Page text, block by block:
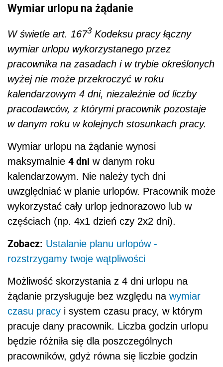
Wymiar urlopu na żądanie
W świetle art. 1673 Kodeksu pracy łączny
wymiar urlopu wykorzystanego przez
pracownika na zasadach i w trybie określonych
wyżej nie może przekroczyć w roku
kalendarzowym 4 dni, niezależnie od liczby
pracodawców, z którymi pracownik pozostaje
w danym roku w kolejnych stosunkach pracy.
Wymiar urlopu na żądanie wynosi
maksymalnie 4 dni w danym roku
kalendarzowym. Nie należy tych dni
uwzględniać w planie urlopów. Pracownik może
wykorzystać cały urlop jednorazowo lub w
częściach (np. 4x1 dzień czy 2x2 dni).
Zobacz: Ustalanie planu urlopów -
rozstrzygamy twoje wątpliwości
Możliwość skorzystania z 4 dni urlopu na
żądanie przysługuje bez względu na wymiar
czasu pracy i system czasu pracy, w którym
pracuje dany pracownik. Liczba godzin urlopu
będzie różniła się dla poszczególnych
pracowników, gdyż równa się liczbie godzin